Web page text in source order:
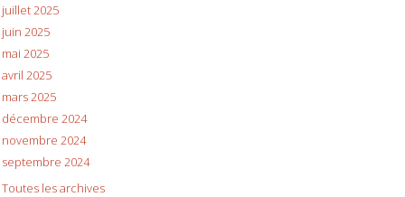
juillet 2025
juin 2025
mai 2025
avril 2025
mars 2025
décembre 2024
novembre 2024
septembre 2024
Toutes les archives